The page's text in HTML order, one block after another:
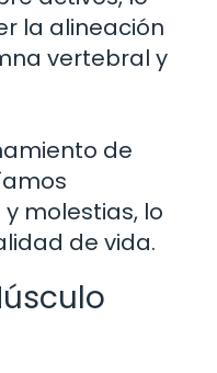
la alineación
vertebral y
de
molestias, lo
de vida.